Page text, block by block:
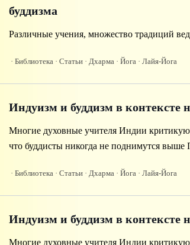
буддизма
Различные учения, множество традиций
· Библиотека · Статьи · Дхарма · Йога · Лайя-Йога
Индуизм и буддизм в контексте
Многие духовные учителя Индии
что буддисты никогда не поднимутся
· Библиотека · Статьи · Дхарма · Йога · Лайя-Йога
Индуизм и буддизм в контексте
Многие духовные учителя Индии